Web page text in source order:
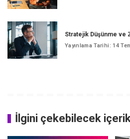
Stratejik Düşünme ve
Yayınlama Tarihi: 14
İlgini çekebilecek